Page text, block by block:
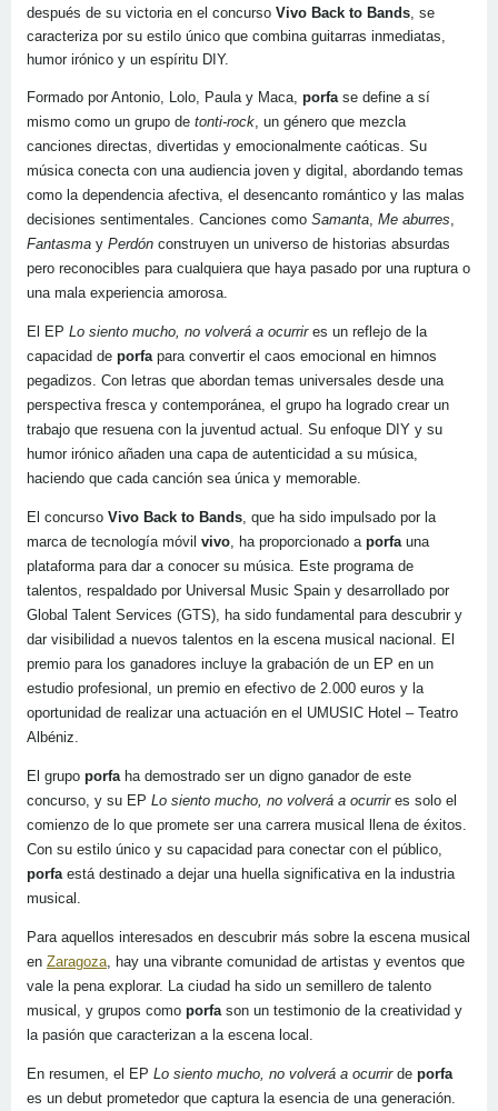
después de su victoria en el concurso Vivo Back to Bands , se
caracteriza por su estilo único que combina guitarras inmediatas,
humor irónico y un espíritu DIY.
Formado por Antonio, Lolo, Paula y Maca, porfa se define a sí
mismo como un grupo de tonti-rock , un género que mezcla
canciones directas, divertidas y emocionalmente caóticas. Su
música conecta con una audiencia joven y digital, abordando temas
como la dependencia afectiva, el desencanto romántico y las malas
decisiones sentimentales. Canciones como Samanta Me aburres
Fantasma y Perdón construyen un universo de historias absurdas
pero reconocibles para cualquiera que haya pasado por una ruptura o
una mala experiencia amorosa.
El EP Lo siento mucho, no volverá a ocurrires un reflejo de la
capacidad de porfa para convertir el caos emocional en himnos
pegadizos. Con letras que abordan temas universales desde una
perspectiva fresca y contemporánea, el grupo ha logrado crear un
trabajo que resuena con la juventud actual. Su enfoque DIY y su
humor irónico añaden una capa de autenticidad a su música,
haciendo que cada canción sea única y memorable.
El concurso Vivo Back to Bands , que ha sido impulsado por la
marca de tecnología móvil vivo , ha proporcionado a porfa una
plataforma para dar a conocer su música. Este programa de
talentos, respaldado por Universal Music Spain y desarrollado por
Global Talent Services (GTS), ha sido fundamental para descubrir y
dar visibilidad a nuevos talentos en la escena musical nacional. El
premio para los ganadores incluye la grabación de un EP en un
estudio profesional, un premio en efectivo de 2.000 euros y la
oportunidad de realizar una actuación en el UMUSIC Hotel – Teatro
Albéniz.
El grupo porfa ha demostrado ser un digno ganador de este
concurso, y su EP Lo siento mucho, no volverá a ocurrires solo el
comienzo de lo que promete ser una carrera musical llena de éxitos.
Con su estilo único y su capacidad para conectar con el público,
porfa está destinado a dejar una huella significativa en la industria
musical.
Para aquellos interesados en descubrir más sobre la escena musical
en Zaragoza , hay una vibrante comunidad de artistas y eventos que
vale la pena explorar. La ciudad ha sido un semillero de talento
musical, y grupos como porfa son un testimonio de la creatividad y
la pasión que caracterizan a la escena local.
En resumen, el EP Lo siento mucho, no volverá a ocurrirde porfa
es un debut prometedor que captura la esencia de una generación.